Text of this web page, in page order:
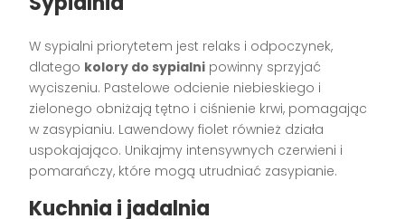
W sypialni priorytetem jest relaks i odpoczynek,
dlatego kolory do sypialni powinny sprzyjać
wyciszeniu. Pastelowe odcienie niebieskiego i
zielonego obniżają tętno i ciśnienie krwi, pomagając
w zasypianiu. Lawendowy fiolet również działa
uspokajająco. Unikajmy intensywnych czerwieni i
pomarańczy, które mogą utrudniać zasypianie.
Kuchnia i jadalnia